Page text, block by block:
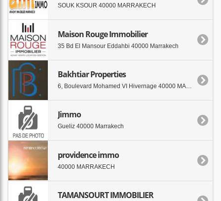
SOUK KSOUR 40000 MARRAKECH
Maison Rouge Immobilier
35 Bd El Mansour Eddahbi 40000 Marrakech
Bakhtiar Properties
6, Boulevard Mohamed VI Hivernage 40000 MARRAKECH
Jimmo
Gueliz 40000 Marrakech
providence immo
40000 MARRAKECH
TAMANSOURT IMMOBILIER